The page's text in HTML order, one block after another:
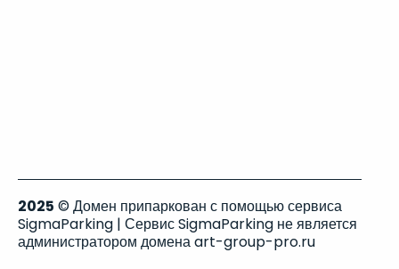
2025 © Домен припаркован с помощью сервиса
SigmaParking | Сервис SigmaParking не является
администратором домена art-group-pro.ru